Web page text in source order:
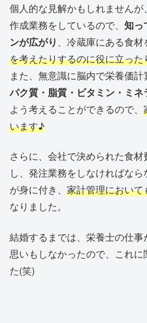
個人的な見解かもしれません
作成業務をしているので、 知っ
ンが広がり 、冷蔵庫にある食材
を考えたりするのに役に立った
また、無意識に脳内で栄養価計
パク質・脂質・ビタミン・ミネ
よう考えることができるので、
います♪
さらに、会社で決められた食
し、発注業務をしなければなら
が身に付き、 家計管理におい
なりました。
結婚するまでは、栄養士の仕
思いもしなかったので、これ
た(笑)